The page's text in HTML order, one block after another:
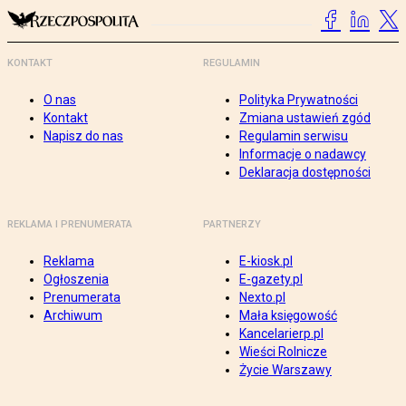
KONTAKT
O nas
Kontakt
Napisz do nas
REGULAMIN
Polityka Prywatności
Zmiana ustawień zgód
Regulamin serwisu
Informacje o nadawcy
Deklaracja dostępności
REKLAMA I PRENUMERATA
Reklama
Ogłoszenia
Prenumerata
Archiwum
PARTNERZY
E-kiosk.pl
E-gazety.pl
Nexto.pl
Mała księgowość
Kancelarierp.pl
Wieści Rolnicze
Życie Warszawy